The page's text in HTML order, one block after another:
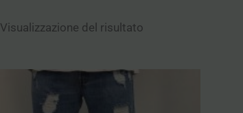
Visualizzazione del risultato